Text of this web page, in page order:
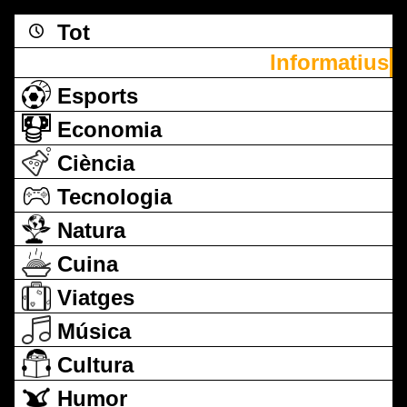
Tot
Informatius
Esports
Economia
Ciència
Tecnologia
Natura
Cuina
Viatges
Música
Cultura
Humor